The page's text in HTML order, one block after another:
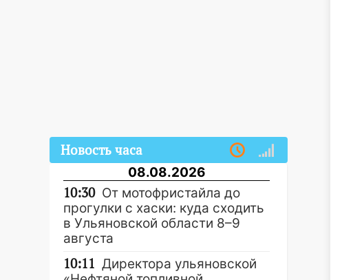
Новость часа
08.08.2026
10:30 От мотофристайла до
прогулки с хаски: куда сходить
в Ульяновской области 8–9
августа
10:11 Директора ульяновской